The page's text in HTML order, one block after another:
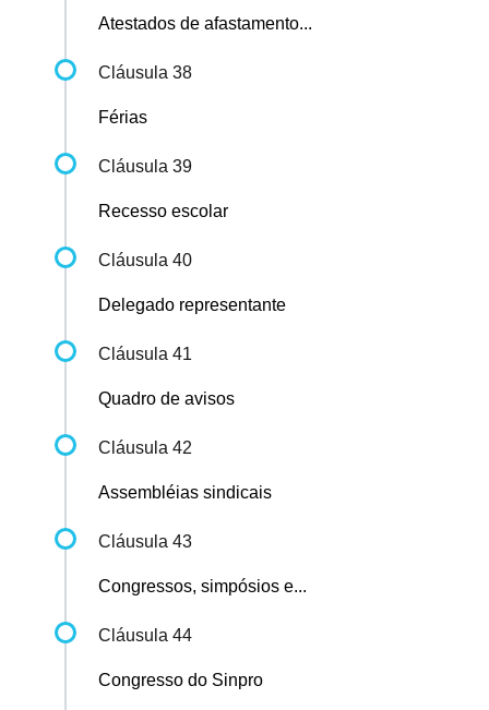
Atestados de afastamento...
Cláusula 38
Férias
Cláusula 39
Recesso escolar
Cláusula 40
Delegado representante
Cláusula 41
Quadro de avisos
Cláusula 42
Assembléias sindicais
Cláusula 43
Congressos, simpósios e...
Cláusula 44
Congresso do Sinpro